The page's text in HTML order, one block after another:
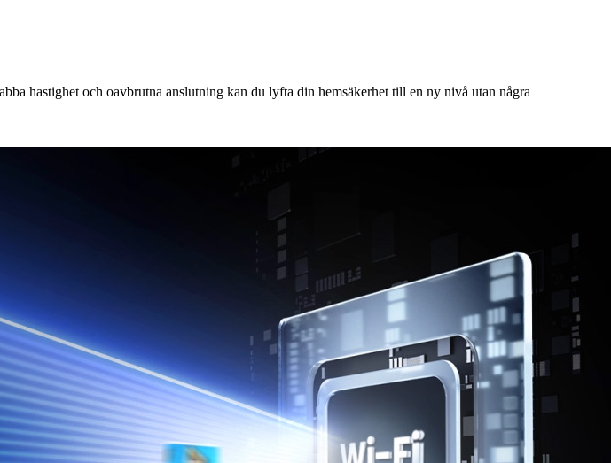
hastighet och oavbrutna anslutning kan du lyfta din hemsäkerhet till en ny nivå utan några